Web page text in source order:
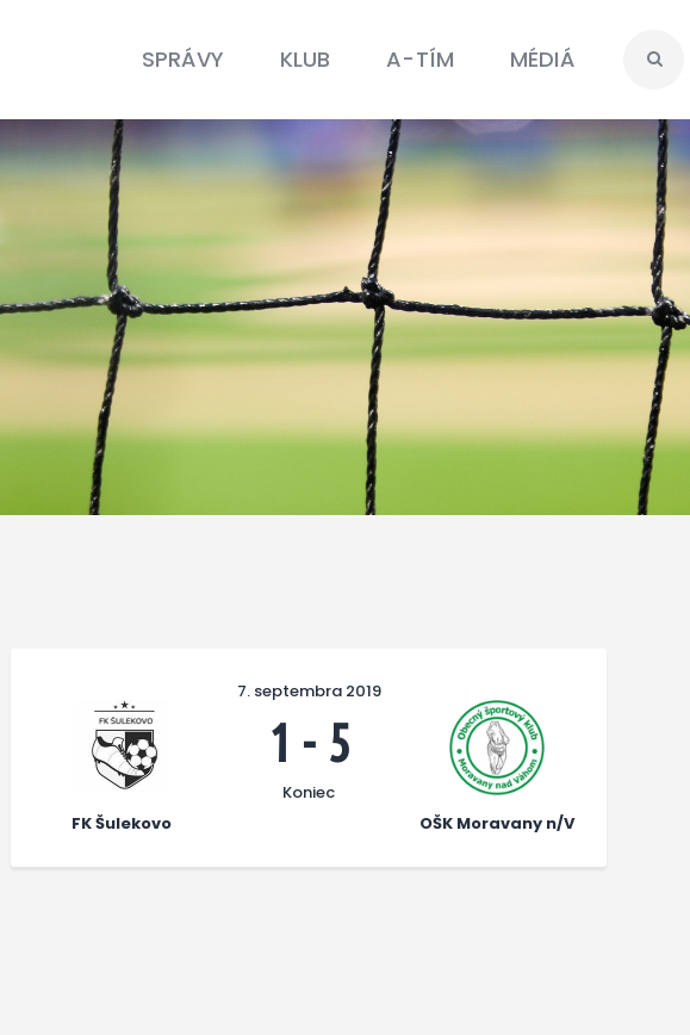
SPRÁVY KLUB A-TÍM MÉDIÁ
MÉDIÁ
FK Šulekovo OŠK Moravany n/V
7. septembra 2019
1 - 5
Koniec